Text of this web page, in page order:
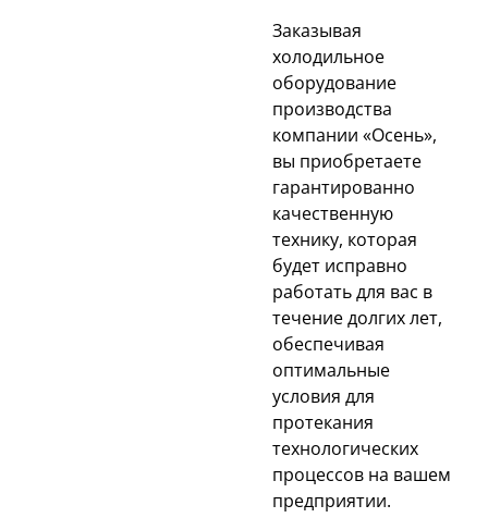
Заказывая
холодильное
оборудование
производства
компании «Осень»,
вы приобретаете
гарантированно
качественную
технику, которая
будет исправно
работать для вас в
течение долгих лет,
обеспечивая
оптимальные
условия для
протекания
технологических
процессов на вашем
предприятии.